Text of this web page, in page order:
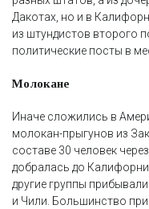
Дакотах, но и в
из штундистов второго
политические посты в
Молокане
Иначе сложились в
молокан-прыгунов из
составе 30 человек
добралась до
другие группы
и Чили. Большинство